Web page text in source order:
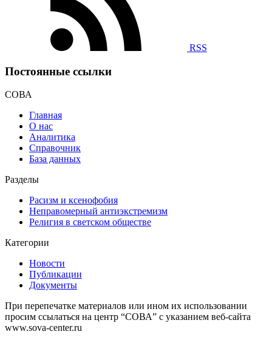
RSS
Постоянные ссылки
СОВА
Главная
О нас
Аналитика
Справочник
База данных
Разделы
Расизм и ксенофобия
Неправомерный антиэкстремизм
Религия в светском обществе
Категории
Новости
Публикации
Документы
При перепечатке материалов или ином их использовании
просим ссылаться на центр “СОВА” с указанием веб-сайта
www.sova-center.ru